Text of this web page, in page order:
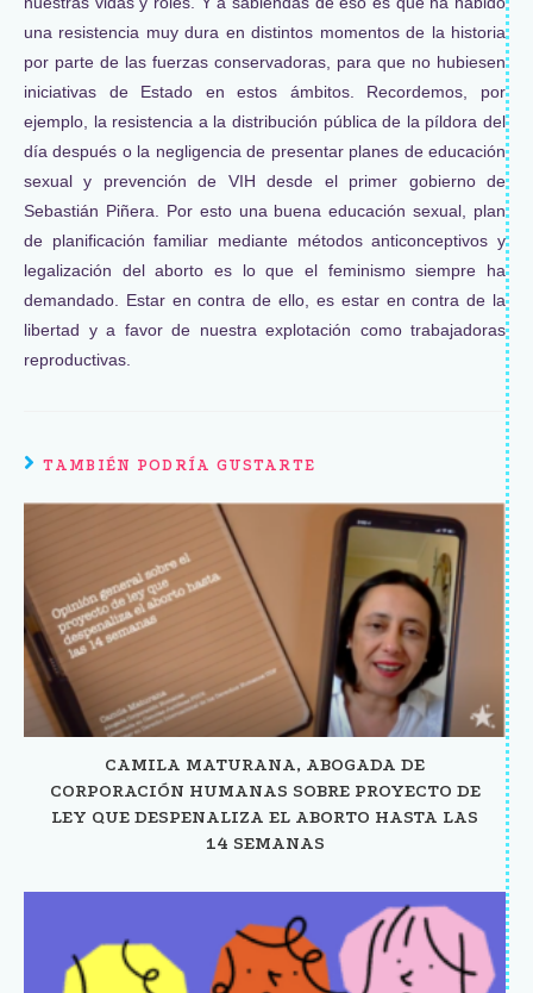
una resistencia muy dura en distintos momentos de la historia
por parte de las fuerzas conservadoras, para que no hubiesen
iniciativas de Estado en estos ámbitos. Recordemos, por
ejemplo, la resistencia a la distribución pública de la píldora del
día después o la negligencia de presentar planes de educación
sexual y prevención de VIH desde el primer gobierno de
Sebastián Piñera. Por esto una buena educación sexual, plan
de planificación familiar mediante métodos anticonceptivos y
legalización del aborto es lo que el feminismo siempre ha
demandado. Estar en contra de ello, es estar en contra de la
libertad y a favor de nuestra explotación como trabajadoras
reproductivas.
TAMBIÉN PODRÍA GUSTARTE
CAMILA MATURANA, ABOGADA DE
CORPORACIÓN HUMANAS SOBRE PROYECTO DE
LEY QUE DESPENALIZA EL ABORTO HASTA LAS
14 SEMANAS